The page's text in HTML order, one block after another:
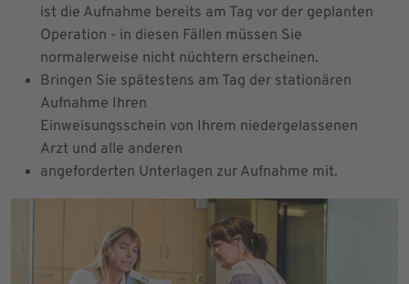
ist die Aufnahme bereits am Tag vor der geplanten
Operation - in diesen Fällen müssen Sie
normalerweise nicht nüchtern erscheinen.
Bringen Sie spätestens am Tag der stationären
Aufnahme Ihren
Einweisungsschein von Ihrem niedergelassenen
Arzt und alle anderen
angeforderten Unterlagen zur Aufnahme mit.